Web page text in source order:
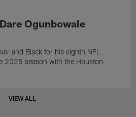
Ogunbowale
and Black for his eighth NFL
2025 season with the Houston
VIEW ALL